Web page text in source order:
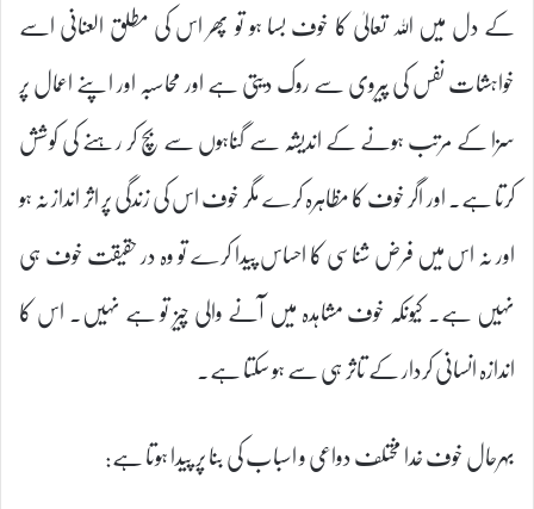
کے دل میں اللہ تعالیٰ کا خوف بسا ہو تو پھر اس کی مطلق العنانی اسے
خواہشات نفس کی پیروی سے روک دیتی ہے اور محاسبہ اور اپنے اعمال پر
سزا کے مرتب ہونے کے اندیشہ سے گناہوں سے بچ کر رہنے کی کوشش
کرتا ہے۔ اور اگر خوف کا مظاہرہ کرے مگر خوف اس کی زندگی پر اثر انداز نہ ہو
اور نہ اس میں فرض شناسی کا احساس پیدا کرے تو وہ در حقیقت خوف ہی
نہیں ہے۔ کیونکہ خوف مشاہدہ میں آنے والی چیز تو ہے نہیں۔ اس کا
اندازہ انسانی کردار کے تاثر ہی سے ہو سکتا ہے۔
بہرحال خوف خدا مختلف دواعی و اسباب کی بنا پر پیدا ہوتا ہے: